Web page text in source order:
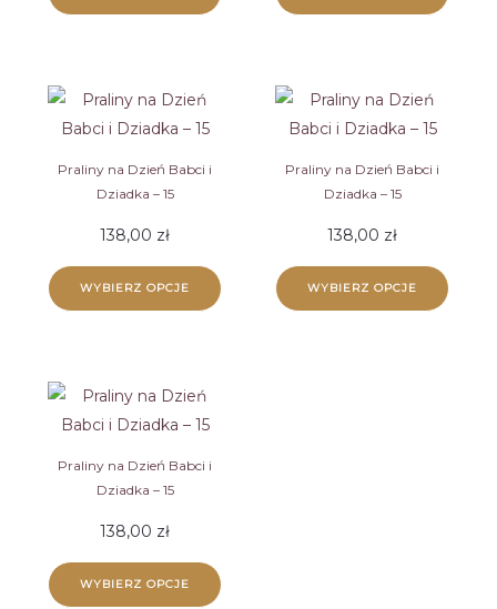
Praliny na Dzień Babci i
Dziadka – 15
138,00 zł
WYBIERZ OPCJE
Praliny na Dzień Babci i
Dziadka – 15
138,00 zł
WYBIERZ OPCJE
Praliny na Dzień Babci i
Dziadka – 15
138,00 zł
WYBIERZ OPCJE